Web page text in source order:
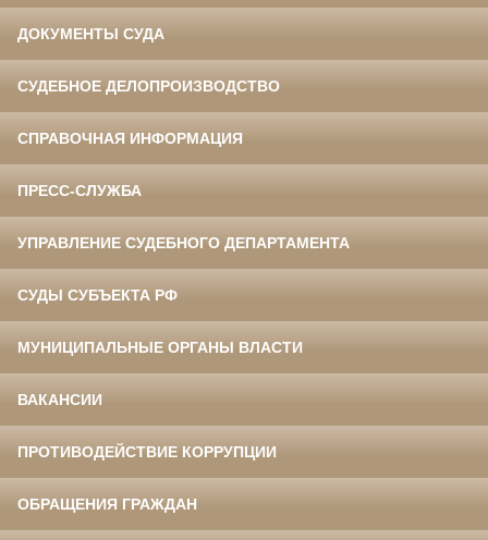
ДОКУМЕНТЫ СУДА
СУДЕБНОЕ ДЕЛОПРОИЗВОДСТВО
СПРАВОЧНАЯ ИНФОРМАЦИЯ
ПРЕСС-СЛУЖБА
УПРАВЛЕНИЕ СУДЕБНОГО ДЕПАРТАМЕНТА
СУДЫ СУБЪЕКТА РФ
МУНИЦИПАЛЬНЫЕ ОРГАНЫ ВЛАСТИ
ВАКАНСИИ
ПРОТИВОДЕЙСТВИЕ КОРРУПЦИИ
ОБРАЩЕНИЯ ГРАЖДАН